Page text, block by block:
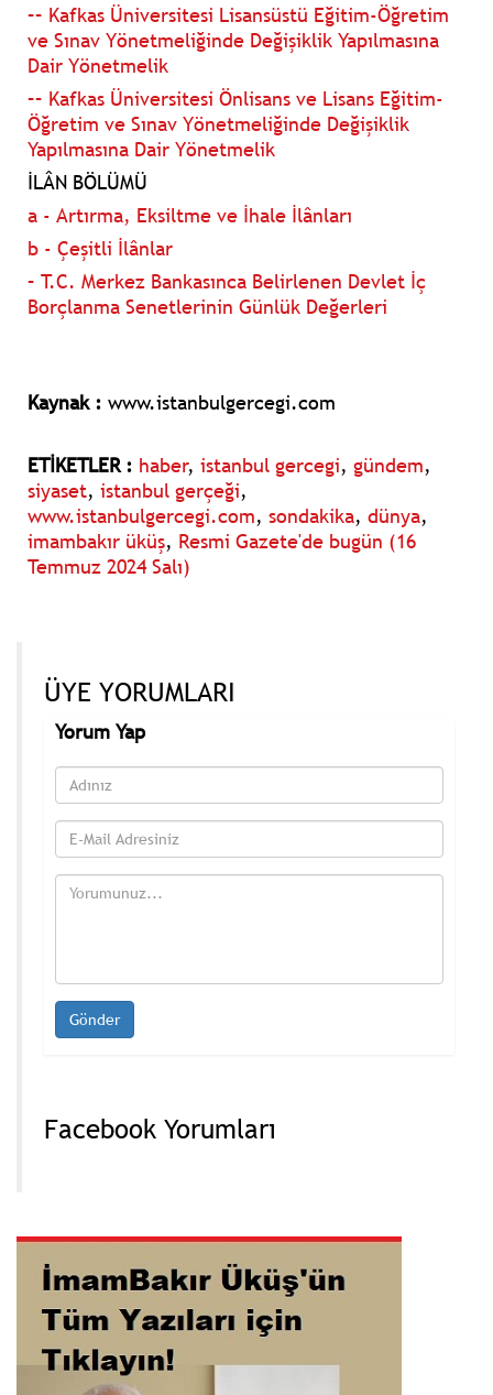
–– Kafkas Üniversitesi Lisansüstü Eğitim-Öğretim
ve Sınav Yönetmeliğinde Değişiklik Yapılmasına
Dair Yönetmelik
–– Kafkas Üniversitesi Önlisans ve Lisans Eğitim-
Öğretim ve Sınav Yönetmeliğinde Değişiklik
Yapılmasına Dair Yönetmelik
İLÂN BÖLÜMÜ
a - Artırma, Eksiltme ve İhale İlânları
b - Çeşitli İlânlar
– T.C. Merkez Bankasınca Belirlenen Devlet İç
Borçlanma Senetlerinin Günlük Değerleri
Kaynak : www.istanbulgercegi.com
ETİKETLER : haber, istanbul gercegi, gündem,
siyaset, istanbul gerçeği,
www.istanbulgercegi.com, sondakika, dünya,
imambakır üküş, Resmi Gazete'de bugün (16
Temmuz 2024 Salı)
ÜYE YORUMLARI
Yorum Yap
Facebook Yorumları